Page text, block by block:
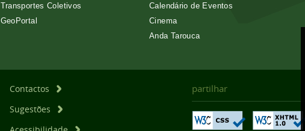
Transportes Coletivos
GeoPortal
Calendário de Eventos
Cinema
Anda Tarouca
Contactos
Sugestões
partilhar